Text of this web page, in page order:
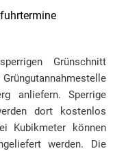
Grünschnitt
anliefern. Sperrige
dort kostenlos
Kubikmeter können
werden. Die